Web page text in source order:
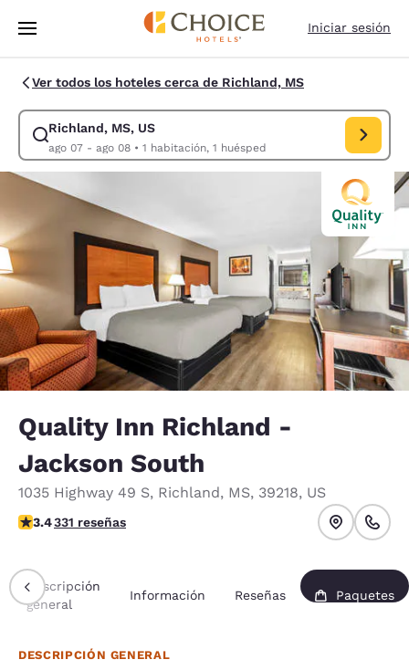
Pasar A Contenido Principal
Iniciar sesión
Ver todos los hoteles cerca de Richland, MS
Richland, MS, US
ago 07 - ago 08• 1 habitación, 1 huésped
Modificar la búsqueda de Richland, MS, US. Fecha de check-in ago
Quality Inn Richland -
Jackson South
1035 Highway 49 S, Richland, MS, 39218, US
calificación de 3.4 estrellas. Bueno.
3.4331 reseñas
Descripción
general
Información Reseñas Paquetes
DESCRIPCIÓN GENERAL